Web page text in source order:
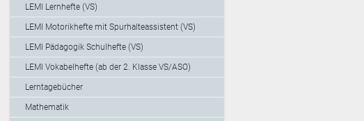
LEMI Lernhefte (VS)
LEMI Motorikhefte mit Spurhalteassistent (VS)
LEMI Pädagogik Schulhefte (VS)
LEMI Vokabelhefte (ab der 2. Klasse VS/ASO)
Lerntagebücher
Mathematik